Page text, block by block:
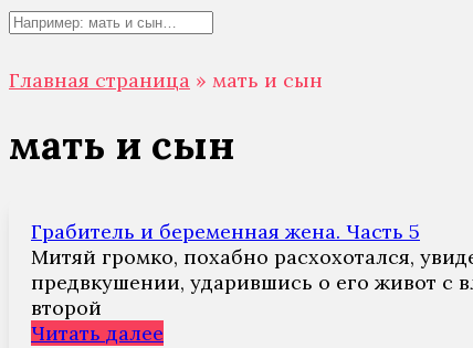
Search
Главная страница » мать и сын
мать и сын
Грабитель и беременная жена. Часть 5
Митяй громко, похабно расхохотался,
предвкушении, ударившись о его живот с
второй
Читать далее